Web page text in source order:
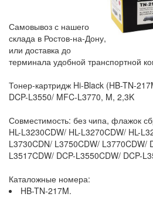
Самовывоз с нашего
склада в Ростов-на-Дону,
или доставка до
терминала удобной транспортной
Тонер-картридж Hi-Black (HB-TN-
DCP-L3550/ MFC-L3770, M, 2,3K
Совместимость: без чипа, флажок
HL-L3230CDW/ HL-L3270CDW/ HL-
L3730CDN/ L3750CDW/ L3770CDW/
L3517CDW/ DCP-L3550CDW/ DCP-
Каталожные номера:
HB-TN-217M.